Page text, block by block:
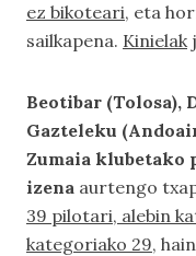
ez bikoteari, eta
sailkapena. Kinielak
Beotibar (Tolosa),
Gazteleku
Zumaia klubetako
izena aurtengo
39 pilotari, alebin
kategoriako 29,